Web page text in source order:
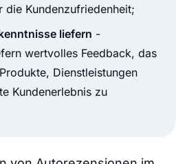
die Kundenzufriedenheit;
liefern -
wertvolles Feedback, das
Dienstleistungen
Kundenerlebnis zu